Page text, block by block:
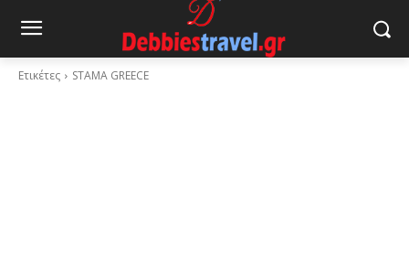
Ετικέτες STAMA GREECE